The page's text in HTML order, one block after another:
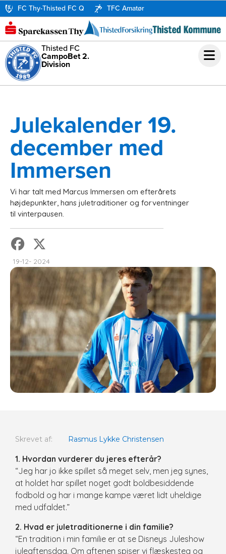
FC Thy-Thisted FC Q TFC Amatør
Thisted FC
CampoBet 2.
Division
Julekalender 19.
december med
Immersen
Vi har talt med Marcus Immersen om efterårets
højdepunkter, hans juletraditioner og forventninger
til vinterpausen.
19-12- 2024
Skrevet af: Rasmus Lykke Christensen
1. Hvordan vurderer du jeres efterår?
“Jeg har jo ikke spillet så meget selv, men jeg synes,
at holdet har spillet noget godt boldbesiddende
fodbold og har i mange kampe været lidt uheldige
med udfaldet.”
2. Hvad er juletraditionerne i din familie?
“En tradition i min familie er at se Disneys Juleshow
juleaftensdag. Om aftenen spiser vi flæskesteg og